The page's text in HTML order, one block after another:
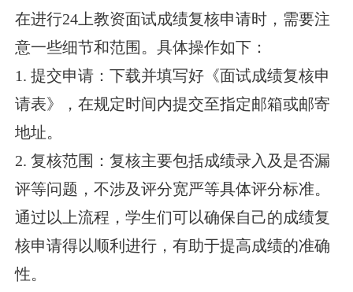
在进行24上教资面试成绩复核申请时，需要注
意一些细节和范围。具体操作如下：
1. 提交申请：下载并填写好《面试成绩复核申
请表》，在规定时间内提交至指定邮箱或邮寄
地址。
2. 复核范围：复核主要包括成绩录入及是否漏
评等问题，不涉及评分宽严等具体评分标准。
通过以上流程，学生们可以确保自己的成绩复
核申请得以顺利进行，有助于提高成绩的准确
性。